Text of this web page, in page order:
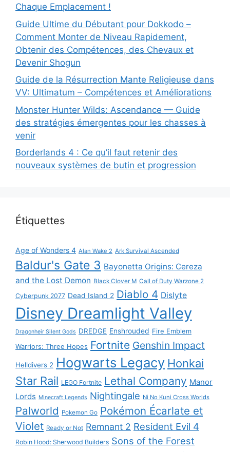
Chaque Emplacement !
Guide Ultime du Débutant pour Dokkodo –
Comment Monter de Niveau Rapidement,
Obtenir des Compétences, des Chevaux et
Devenir Shogun
Guide de la Résurrection Mante Religieuse dans
VV: Ultimatum – Compétences et Améliorations
Monster Hunter Wilds: Ascendance — Guide
des stratégies émergentes pour les chasses à
venir
Borderlands 4 : Ce qu’il faut retenir des
nouveaux systèmes de butin et progression
Étiquettes
Age of Wonders 4 Alan Wake 2 Ark Survival Ascended
Baldur's Gate 3 Bayonetta Origins: Cereza
and the Lost Demon Black Clover M Call of Duty Warzone 2
Cyberpunk 2077 Dead Island 2 Diablo 4 Dislyte
Disney Dreamlight Valley
Dragonheir Silent Gods DREDGE Enshrouded Fire Emblem
Warriors: Three Hopes Fortnite Genshin Impact
Helldivers 2 Hogwarts Legacy Honkai
Star Rail LEGO Fortnite Lethal Company Manor
Lords Minecraft Legends Nightingale Ni No Kuni Cross Worlds
Palworld Pokemon Go Pokémon Écarlate et
Violet Ready or Not Remnant 2 Resident Evil 4
Robin Hood: Sherwood Builders Sons of the Forest